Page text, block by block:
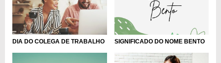
DIA DO COLEGA DE TRABALHO SIGNIFICADO DO NOME BENTO